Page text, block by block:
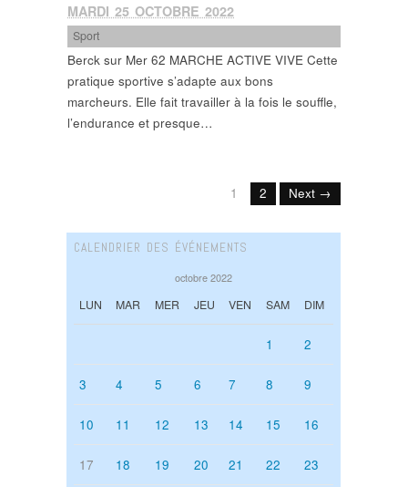
MARDI 25 OCTOBRE 2022
Sport
Berck sur Mer 62 MARCHE ACTIVE VIVE Cette
pratique sportive s’adapte aux bons
marcheurs. Elle fait travailler à la fois le souffle,
l’endurance et presque…
1 2 Next →
CALENDRIER DES ÉVÉNEMENTS
octobre 2022
LUN MAR MER JEU VEN SAM DIM
1 2
3 4 5 6 7 8 9
10 11 12 13 14 15 16
17 18 19 20 21 22 23